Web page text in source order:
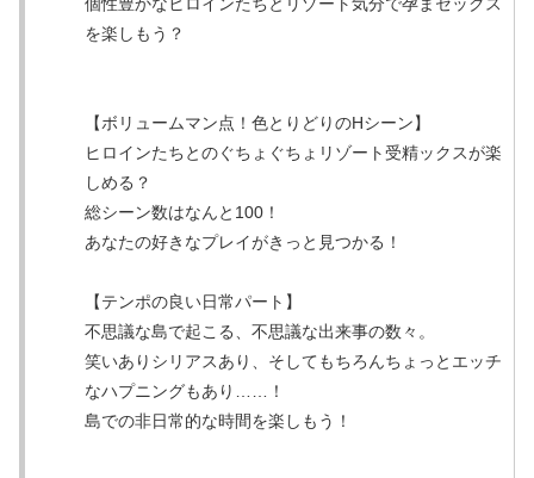
を楽しもう？
【ボリュームマン点！色とりどりのHシーン】
ヒロインたちとのぐちょぐちょリゾート受精ックスが楽
しめる？
総シーン数はなんと100！
あなたの好きなプレイがきっと見つかる！
【テンポの良い日常パート】
不思議な島で起こる、不思議な出来事の数々。
笑いありシリアスあり、そしてもちろんちょっとエッチ
なハプニングもあり……！
島での非日常的な時間を楽しもう！